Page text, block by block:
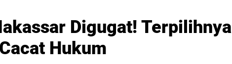
Digugat! Terpilihnya
Hukum